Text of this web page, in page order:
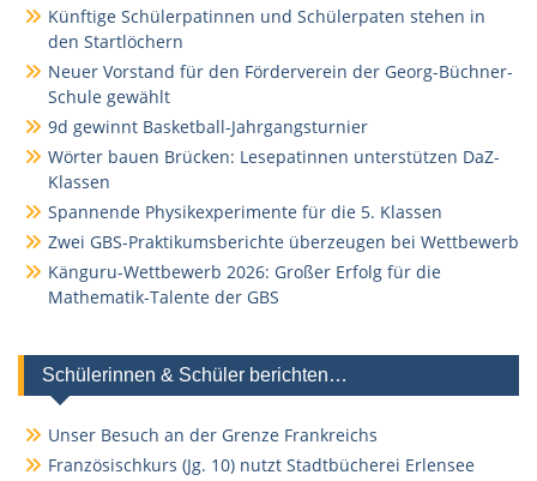
Künftige Schülerpatinnen und Schülerpaten stehen in
den Startlöchern
Neuer Vorstand für den Förderverein der Georg-Büchner-
Schule gewählt
9d gewinnt Basketball-Jahrgangsturnier
Wörter bauen Brücken: Lesepatinnen unterstützen DaZ-
Klassen
Spannende Physikexperimente für die 5. Klassen
Zwei GBS-Praktikumsberichte überzeugen bei Wettbewerb
Känguru-Wettbewerb 2026: Großer Erfolg für die
Mathematik-Talente der GBS
Schülerinnen & Schüler berichten…
Unser Besuch an der Grenze Frankreichs
Französischkurs (Jg. 10) nutzt Stadtbücherei Erlensee